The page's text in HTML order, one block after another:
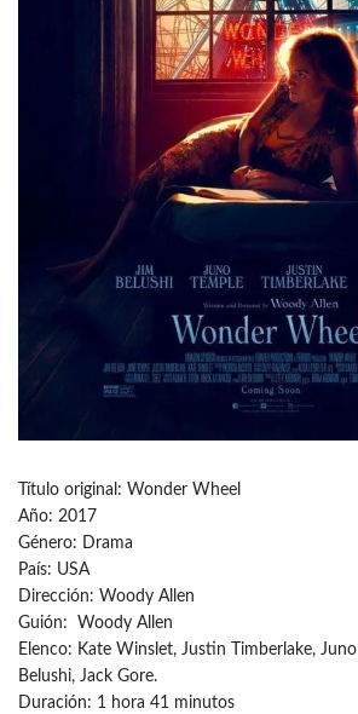
Título original: Wonder Wheel
Año: 2017
Género: Drama
País: USA
Dirección: Woody Allen
Guión: Woody Allen
Elenco: Kate Winslet, Justin Timberlake, Juno
Belushi, Jack Gore.
Duración: 1 hora 41 minutos